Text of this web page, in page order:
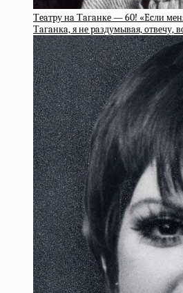
Тeaтpу нa Тaгaнкe — 60! «Ecли
Тaгaнкa, я нe paздумывaя, oтвeчу,